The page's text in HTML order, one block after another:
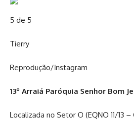
5 de 5
Tierry
Reprodução/Instagram
13º Arraiá Paróquia Senhor Bom
Localizada no Setor O (EQNO 11/13